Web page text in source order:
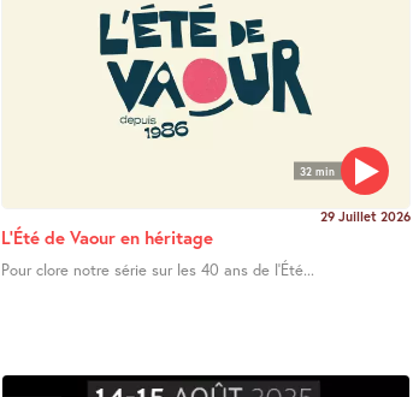
32 min
29 Juillet 2026
L’Été de Vaour en héritage
Pour clore notre série sur les 40 ans de l’Été...